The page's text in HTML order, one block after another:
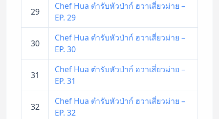
29
Chef Hua ตำรับหัวป่าก์ ฮวาเสี่ยวม่าย –
EP. 29
30
Chef Hua ตำรับหัวป่าก์ ฮวาเสี่ยวม่าย –
EP. 30
31
Chef Hua ตำรับหัวป่าก์ ฮวาเสี่ยวม่าย –
EP. 31
32
Chef Hua ตำรับหัวป่าก์ ฮวาเสี่ยวม่าย –
EP. 32